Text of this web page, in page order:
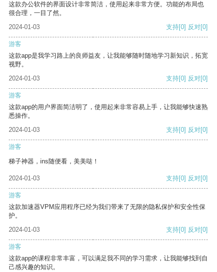
这款办公软件的界面设计非常简洁，使用起来非常方便。功能的布局也
很合理，一目了然。
2024-01-03
支持[0] 反对[0]
游客
这款app是我学习路上的良师益友，让我能够随时随地学习新知识，拓宽
视野。
2024-01-03
支持[0] 反对[0]
游客
这款app的用户界面简洁明了，使用起来非常容易上手，让我能够快速熟
悉操作。
2024-01-03
支持[0] 反对[0]
游客
梯子神器，ins随便看，美美哒！
2024-01-03 支持[0] 反对[0]
游客
这款加速器VPM应用程序已经为我们带来了无限的隐私保护和安全性保
护。
2024-01-03
支持[0] 反对[0]
游客
这款app的课程非常丰富，可以满足我不同的学习需求，让我能够找到自
己感兴趣的知识。